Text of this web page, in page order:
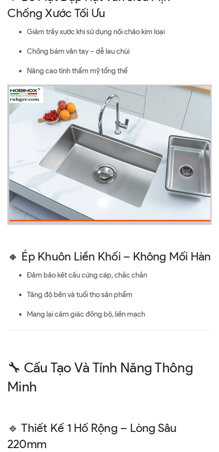
Chống Xước Tối Ưu
Giảm trầy xước khi sử dụng nồi chảo kim loại
Chống bám vân tay – dễ lau chùi
Nâng cao tính thẩm mỹ tổng thể
🔸 Ép Khuôn Liền Khối – Không Mối Hàn
Đảm bảo kết cấu cứng cáp, chắc chắn
Tăng độ bền và tuổi thọ sản phẩm
Mang lại cảm giác đồng bộ, liền mạch
🔧 Cấu Tạo Và Tính Năng Thông
Minh
🔹 Thiết Kế 1 Hố Rộng – Lòng Sâu
220mm